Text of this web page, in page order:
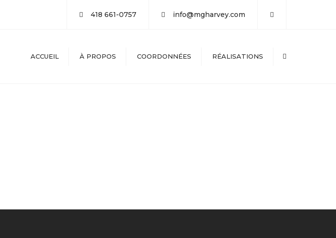
418 661-0757 info@mgharvey.com
ACCUEIL À PROPOS COORDONNÉES RÉALISATIONS